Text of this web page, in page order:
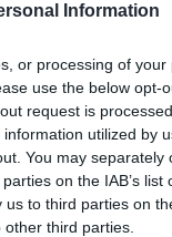
Information
or processing of your
use the below opt-
request is
utilized by
You may separately
on the IAB’s list
us to third parties on
third parties.
da Vinci
2016ORE 15:31
riprodotti in
e sensoriali